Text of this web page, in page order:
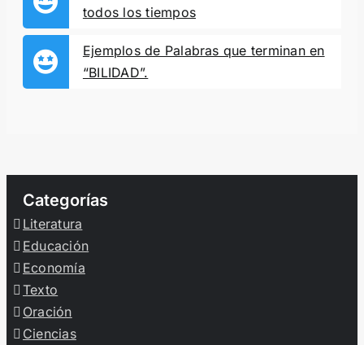
todos los tiempos
Ejemplos de Palabras que terminan en
“BILIDAD”.
Categorías
Literatura
Educación
Economía
Texto
Oración
Ciencias